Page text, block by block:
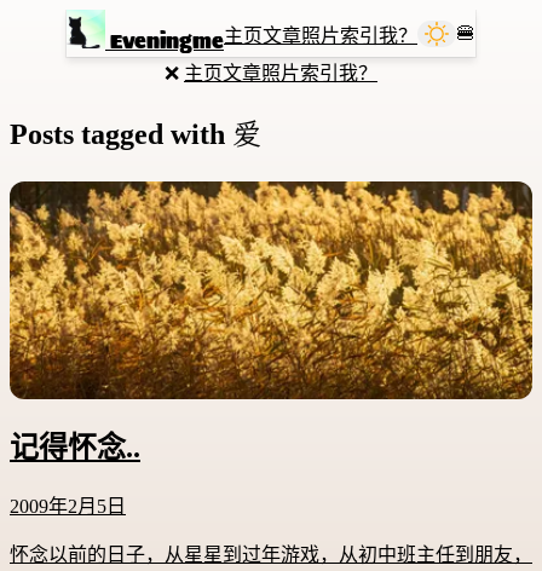
Eveningme主页文章照片索引 我？
🍔
❌ 主页文章照片索引 我？
Posts tagged with 爱
记得怀念..
2009年2月5日
怀念以前的日子，从星星到过年游戏，从初中班主任到朋友，